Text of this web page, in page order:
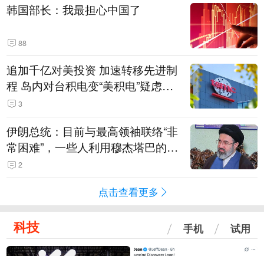
韩国部长：我最担心中国了
88
追加千亿对美投资 加速转移先进制
程 岛内对台积电变“美积电”疑虑担
忧加剧
3
伊朗总统：目前与最高领袖联络“非
常困难”，一些人利用穆杰塔巴的正
常决策过程在伊朗内部制造分歧
2
点击查看更多
科技 手机 试用